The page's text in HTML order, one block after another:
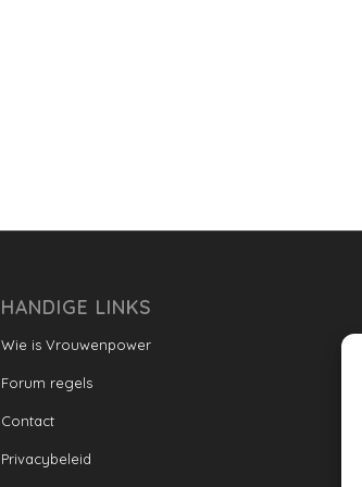
HANDIGE LINKS
Wie is Vrouwenpower
Forum regels
Contact
Privacybeleid